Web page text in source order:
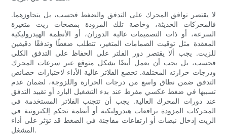
لا يقتصر توافق المحرك على التدفق والضغط فحسب، بل يتجاوزهما.
فالمحركات الحديثة، وخاصة تلك المزودة بمضخات زيت متغيرة
السرعة، أو ذات التصميمات عالية الدوران، أو الأنظمة الهيدروليكية
المعقدة مثل توقيت الصمامات المتغير، تتطلب ضغطًا وتدفقًا دقيقين
للزيت. يجب ألا يقتصر دور الفلتر على الحفاظ على التدفق الكلي
فحسب، بل يجب أن يعمل أيضًا بشكل متوقع عبر سرعات المحرك
ودرجات حرارته المختلفة. تخضع الفلاتر عالية الأداء لاختبارات خصائص
التدفق ضمن نطاق واسع من درجات الحرارة واللزوجة، لضمان عدم
تسببها في ضغط عكسي مفرط عند بدء التشغيل البارد أو تقييد التدفق
عند دورات المحرك العالية. يجب أن تتجنب الفلاتر المستخدمة في
المحركات المزودة برافعات هيدروليكية أو أنظمة تحكم إلكترونية في
الزيت إدخال نبضات أو ارتفاعات مفاجئة في الضغط قد تؤثر على أداء
المشغل.